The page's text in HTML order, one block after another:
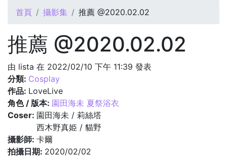
您在這裡
首頁 攝影集 推薦 @2020.02.02
推薦 @2020.02.02
由 lista 在 2022/02/10 下午 11:39 發表
分類: Cosplay
作品: LoveLive
角色 / 版本: 園田海未 夏祭浴衣
Coser: 園田海未 / 莉絲塔
西木野真姫 / 貓野
攝影師: 卡爾
拍攝日期: 2020/02/02